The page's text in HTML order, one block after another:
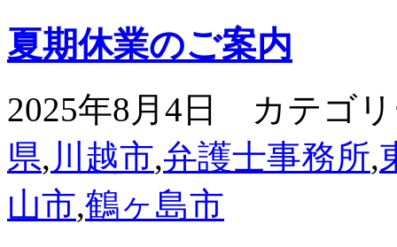
夏期休業のご案内
2025年8月4日 カテゴ
県, 川越市,弁護士事務所,
山市,鶴ヶ島市